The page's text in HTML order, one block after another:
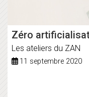
Zéro
Les ateliers du ZAN
11 septembre 2020